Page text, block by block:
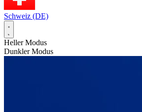
Schweiz (DE)
Heller Modus
Dunkler Modus